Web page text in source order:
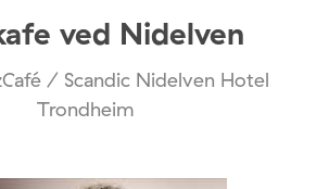
ved Nidelven
/ Scandic Nidelven Hotel
Trondheim